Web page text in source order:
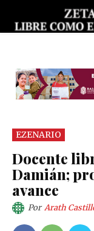
EZENARIO
Docente
Damián;
avance
Por Arath